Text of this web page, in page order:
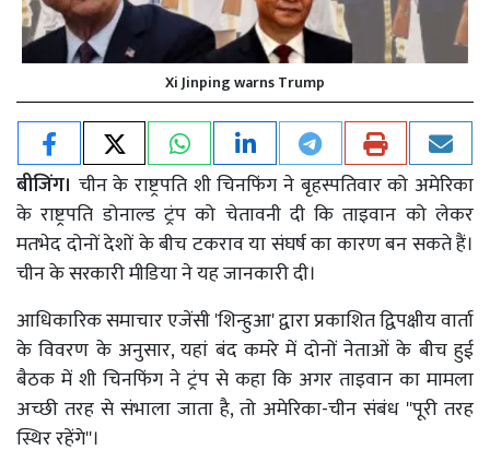
Xi Jinping warns Trump
बीजिंग। चीन के राष्ट्रपति शी चिनफिंग ने बृहस्पतिवार को अमेरिका
के राष्ट्रपति डोनाल्ड ट्रंप को चेतावनी दी कि ताइवान को लेकर
मतभेद दोनों देशों के बीच टकराव या संघर्ष का कारण बन सकते हैं।
चीन के सरकारी मीडिया ने यह जानकारी दी।
आधिकारिक समाचार एजेंसी 'शिन्हुआ' द्वारा प्रकाशित द्विपक्षीय वार्ता
के विवरण के अनुसार, यहां बंद कमरे में दोनों नेताओं के बीच हुई
बैठक में शी चिनफिंग ने ट्रंप से कहा कि अगर ताइवान का मामला
अच्छी तरह से संभाला जाता है, तो अमेरिका-चीन संबंध ''पूरी तरह
स्थिर रहेंगे''।